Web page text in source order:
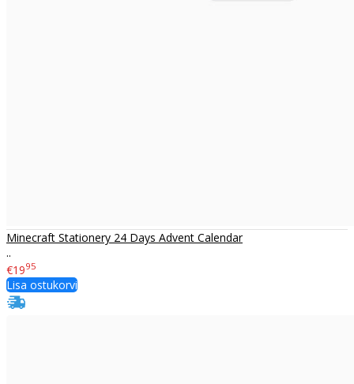
Minecraft Stationery 24 Days Advent Calendar
..
€1995
Lisa ostukorvi